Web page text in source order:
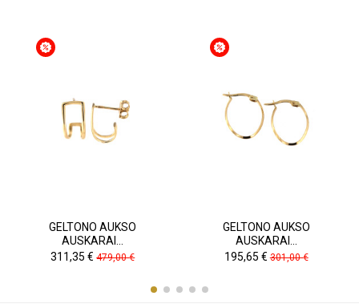
GELTONO AUKSO
AUSKARAI...
Kaina
311,35 € Pradinė
479,00 €
GELTONO AUKSO
AUSKARAI...
Kaina
195,65 €Pradinė
301,00 €